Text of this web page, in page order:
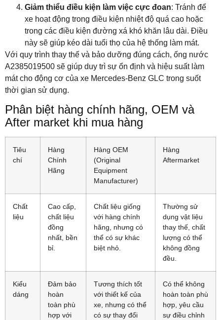
Giảm thiểu điều kiện làm việc cực đoan: Tránh để
xe hoạt động trong điều kiện nhiệt độ quá cao hoặc
trong các điều kiện đường xá khó khăn lâu dài. Điều
này sẽ giúp kéo dài tuổi thọ của hệ thống làm mát.
Với quy trình thay thế và bảo dưỡng đúng cách, ống nước
A2385019500 sẽ giúp duy trì sự ổn định và hiệu suất làm
mát cho động cơ của xe Mercedes-Benz GLC trong suốt
thời gian sử dụng.
Phân biệt hàng chính hãng, OEM và
After market khi mua hàng
Tiêu
chí
Hàng
Chính
Hãng
Hàng OEM
(Original
Equipment
Manufacturer)
Hàng
Aftermarket
Chất
liệu
Cao cấp,
chất liệu
đồng
nhất, bền
bỉ.
Chất liệu giống
với hàng chính
hãng, nhưng có
thể có sự khác
biệt nhỏ.
Thường sử
dụng vật liệu
thay thế, chất
lượng có thể
không đồng
đều.
Kiểu
dáng
Đảm bảo
hoàn
toàn phù
hợp với
Tương thích tốt
với thiết kế của
xe, nhưng có thể
có sự thay đổi
Có thể không
hoàn toàn phù
hợp, yêu cầu
sự điều chỉnh